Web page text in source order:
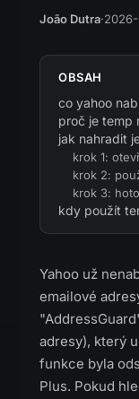
João Dutra·
OBSAH
co yahoo
proč je temp
jak nahradit
krok 1:
krok 2:
krok 3:
kdy použít
Yahoo už
emailové
adresy), který
funkce byla
Plus. Pokud